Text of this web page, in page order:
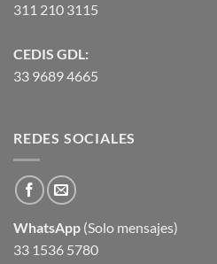
311 210 3115
CEDIS GDL:
33 9689 4665
REDES SOCIALES
WhatsApp (Solo mensajes)
33 1536 5780